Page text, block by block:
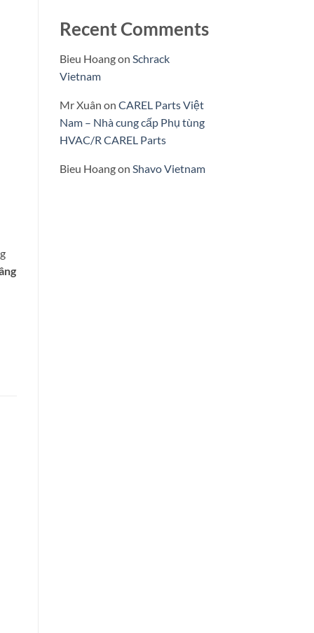
Recent Comments
Bieu Hoangon Schrack
Vietnam
Mr Xuân on CAREL Parts Việt
Nam – Nhà cung cấp Phụ tùng
HVAC/R CAREL Parts
Bieu Hoangon Shavo Vietnam